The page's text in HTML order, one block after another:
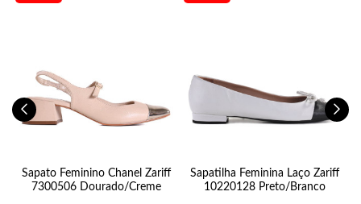
Sapato Feminino Chanel Zariff
7300506 Dourado/Creme
Sapatilha Feminina Laço Zariff
10220128 Preto/Branco